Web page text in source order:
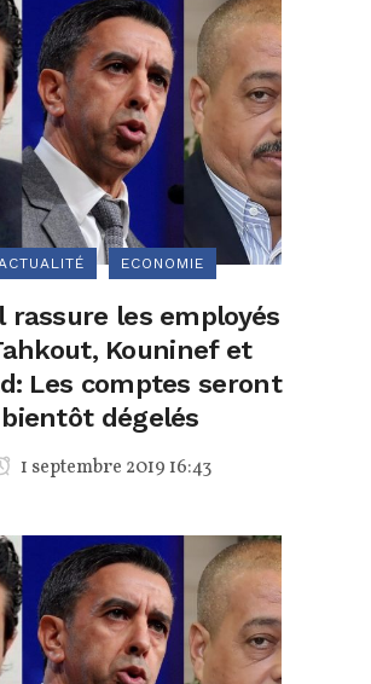
ECONOMIE
rassure les employés
Kouninef et
Les comptes seront
bientôt dégelés
1 septembre 2019 16:43